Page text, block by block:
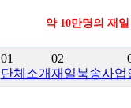
약 10만명의 재
01
단체소개
02
재일북송사업